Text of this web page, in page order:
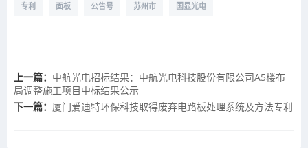
专利 面板 公告号 苏州市 国显光电
上一篇： 中航光电招标结果：中航光电科技股份有限公司A5楼布
局调整施工项目中标结果公示
下一篇： 厦门爱迪特环保科技取得废弃电路板处理系统及方法专利